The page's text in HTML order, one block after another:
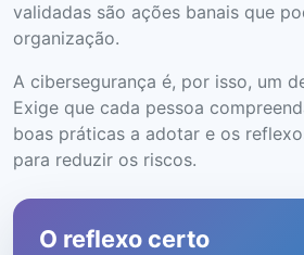
validadas são ações banais que
organização.
A cibersegurança é, por isso, um
Exige que cada pessoa
boas práticas a adotar e os
para reduzir os riscos.
O reflexo certo